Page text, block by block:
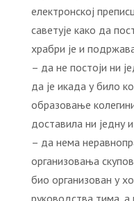
електронској
саветује како да
храбри је и
– да не постоји ни
да је икада у било
образовање
доставила ни једну
– да нема
организовања
био организован у
руководства тима, а